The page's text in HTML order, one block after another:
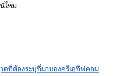
ไหม
ตที่ต้องระบุที่มาของครีเอทีฟคอม